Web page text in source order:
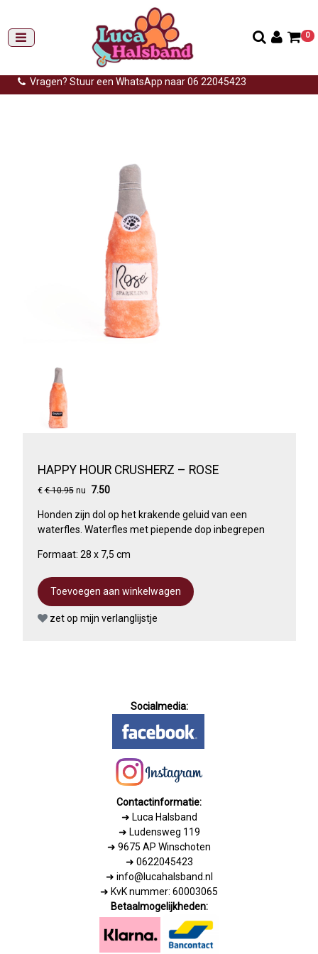
Gemiddelde levertijd: 3 tot 14 werkdagen
Gratis verzending (NL) vanaf €99,-
Vragen? Stuur een WhatsApp naar 06 22045423
0
HAPPY HOUR CRUSHERZ – ROSE
€€ 10.95nu 7.50
Honden zijn dol op het krakende geluid van een
waterfles. Waterfles met piepende dop inbegrepen
Formaat: 28 x 7,5 cm
zet op mijn verlanglijstje
Socialmedia:
Contactinformatie:
➜ Luca Halsband
➜ Ludensweg 119
➜ 9675 AP Winschoten
➜ 0622045423
➜ info@lucahalsband.nl
➜ KvK nummer: 60003065
Betaalmogelijkheden: